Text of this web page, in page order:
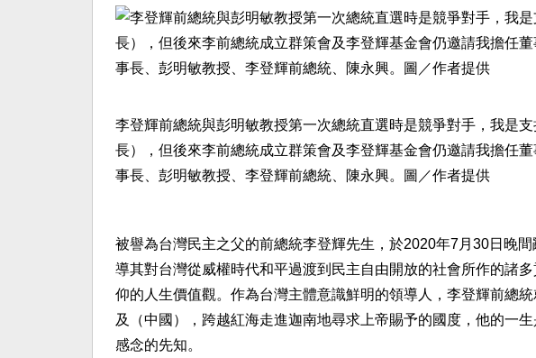
李登輝前總統與彭明敏教授第一次總統直選時是競爭對手，我是
長），但後來李前總統成立群策會及李登輝基金會仍邀請我擔任
事長、彭明敏教授、李登輝前總統、陳永興。圖／作者提供
被譽為台灣民主之父的前總統李登輝先生，於2020年7月30日晚
導其對台灣從威權時代和平過渡到民主自由開放的社會所作的諸
仰的人生價值觀。作為台灣主體意識鮮明的領導人，李登輝前總
及（中國），跨越紅海走進迦南地尋求上帝賜予的國度，他的一
感念的先知。